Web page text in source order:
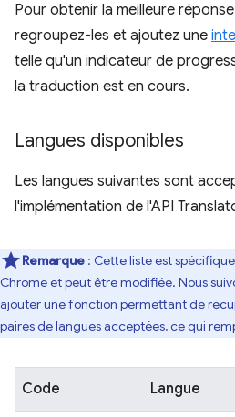
Pour obtenir la meilleure
regroupez-les et ajoutez une
telle qu'un indicateur de
la traduction est en cours.
Langues disponibles
Les langues suivantes sont
l'implémentation de l'API
Remarque : Cette liste est
Chrome et peut être modifiée. Nous
ajouter une fonction permettant de
paires de langues acceptées, ce qui
Code Langue